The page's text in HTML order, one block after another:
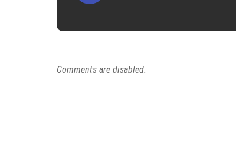
Comments are disabled.